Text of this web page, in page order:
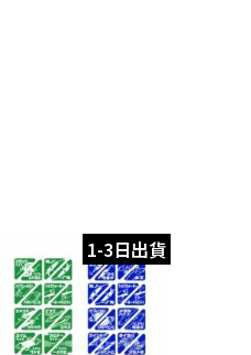
1-3日出貨